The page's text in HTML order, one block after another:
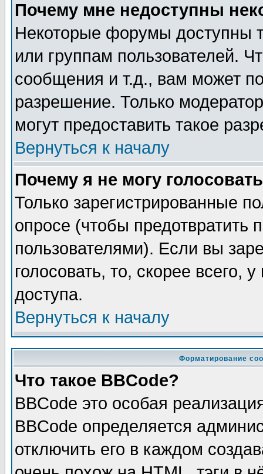
Почему мне недоступны
Некоторые форумы доступны
или группам пользователей.
сообщения и т.д., вам может
разрешение. Только
могут предоставить такое
Вернуться к началу
Почему я не могу
Только зарегистрированные
опросе (чтобы предотвратить
пользователями). Если вы
голосовать, то, скорее всего,
доступа.
Вернуться к началу
Форматирование
Что такое BBCode?
BBCode это особая
BBCode определяется
отключить его в каждом